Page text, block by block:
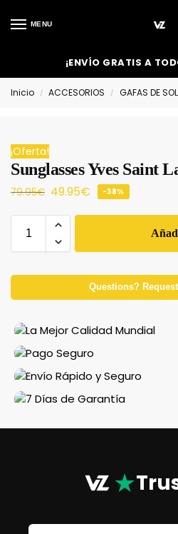
MENU
¡ENVÍO GRATIS A
Inicio / ACCESORIOS / GAFAS DE SOL
¡Oferta!
Sunglasses Yves Saint
79.95€ 49.95€ -38%
Questions?
★